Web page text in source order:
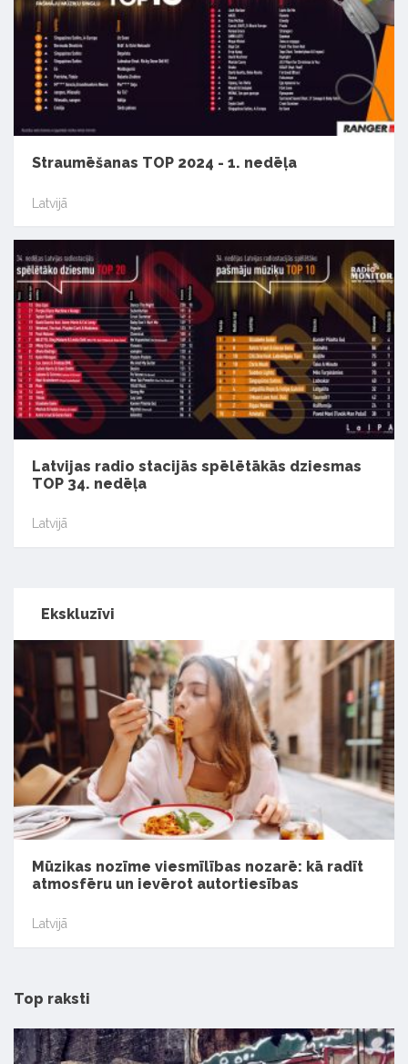
Straumēšanas TOP 2024 - 1. nedēļa
Latvijā
Latvijas radio stacijās spēlētākās dziesmas
TOP 34. nedēļa
Latvijā
Ekskluzīvi
Mūzikas nozīme viesmīlības nozarē: kā radīt
atmosfēru un ievērot autortiesības
Latvijā
Top raksti